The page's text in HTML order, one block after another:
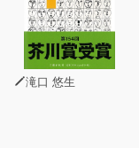
こにあるのは、
ている作者がい
る。そしてその感
葉、五七の枠にと
滝口 悠生